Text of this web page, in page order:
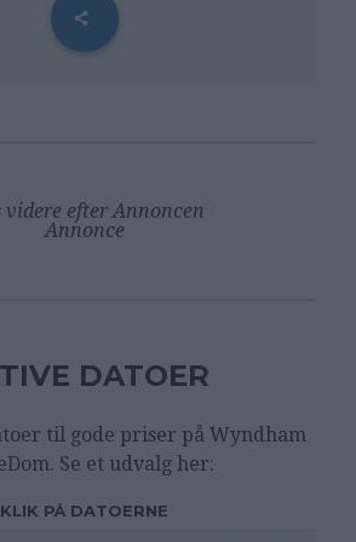
efter Annoncen
Annonce
DATOER
til gode priser på Wyndham
Se et udvalg her:
KLIK PÅ DATOERNE